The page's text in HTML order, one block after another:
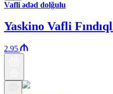
Vafli ədəd dolğulu
Yaskino Vafli
2.95